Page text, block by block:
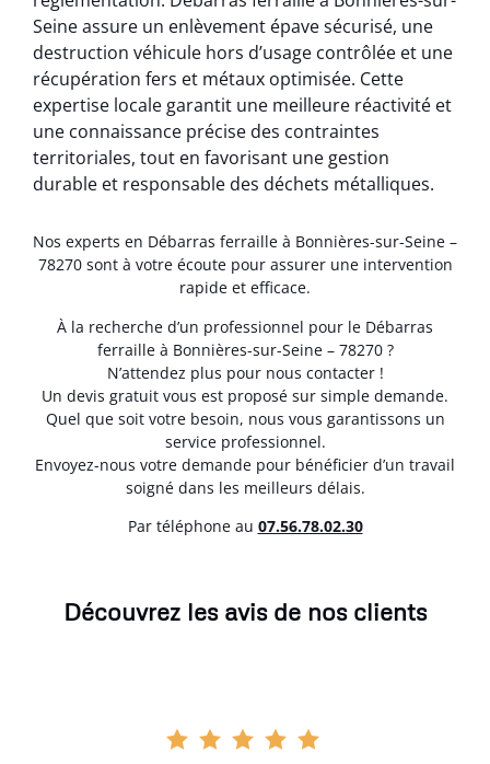
Seine assure un enlèvement épave sécurisé, une
destruction véhicule hors d’usage contrôlée et une
récupération fers et métaux optimisée. Cette
expertise locale garantit une meilleure réactivité et
une connaissance précise des contraintes
territoriales, tout en favorisant une gestion
durable et responsable des déchets métalliques.
Nos experts en Débarras ferraille à Bonnières-sur-Seine –
78270 sont à votre écoute pour assurer une intervention
rapide et efficace.
À la recherche d’un professionnel pour le Débarras
ferraille à Bonnières-sur-Seine – 78270 ?
N’attendez plus pour nous contacter !
Un devis gratuit vous est proposé sur simple demande.
Quel que soit votre besoin, nous vous garantissons un
service professionnel.
Envoyez-nous votre demande pour bénéficier d’un travail
soigné dans les meilleurs délais.
Par téléphone au 07.56.78.02.30
Découvrez les avis de nos clients